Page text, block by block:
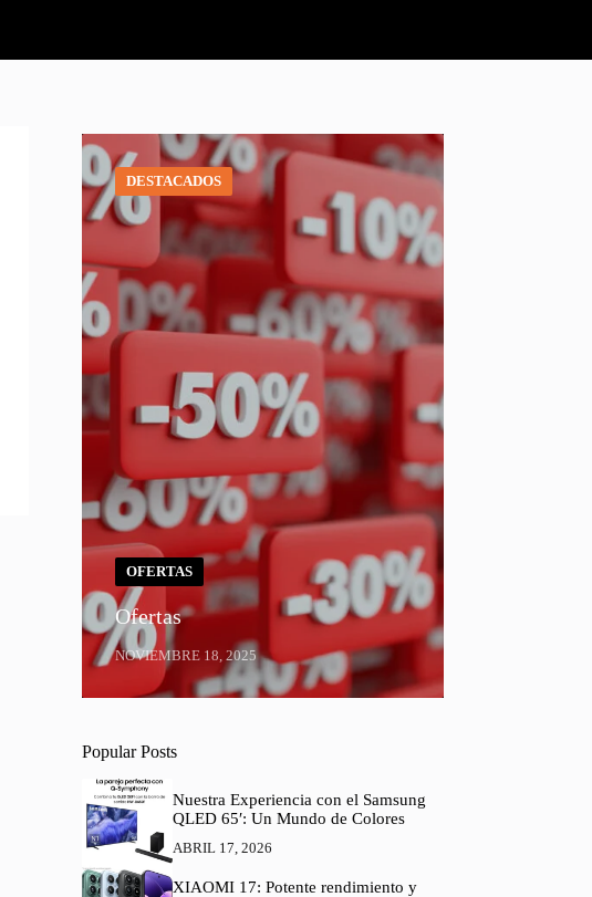
DESTACADOS
OFERTAS
Ofertas
NOVIEMBRE 18, 2025
Popular Posts
Nuestra Experiencia con el Samsung
QLED 65′: Un Mundo de Colores
ABRIL 17, 2026
XIAOMI 17: Potente rendimiento y